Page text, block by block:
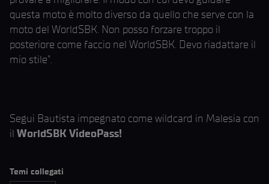
questa moto è molto diverso da quello che serve con la
moto del WorldSBK. Non posso forzare troppo il
posteriore come faccio nel WorldSBK. Devo riadattare il
mio stile”.
Segui Bautista impegnato come wildcard in Malesia con
il WorldSBK VideoPass!
Temi collegati